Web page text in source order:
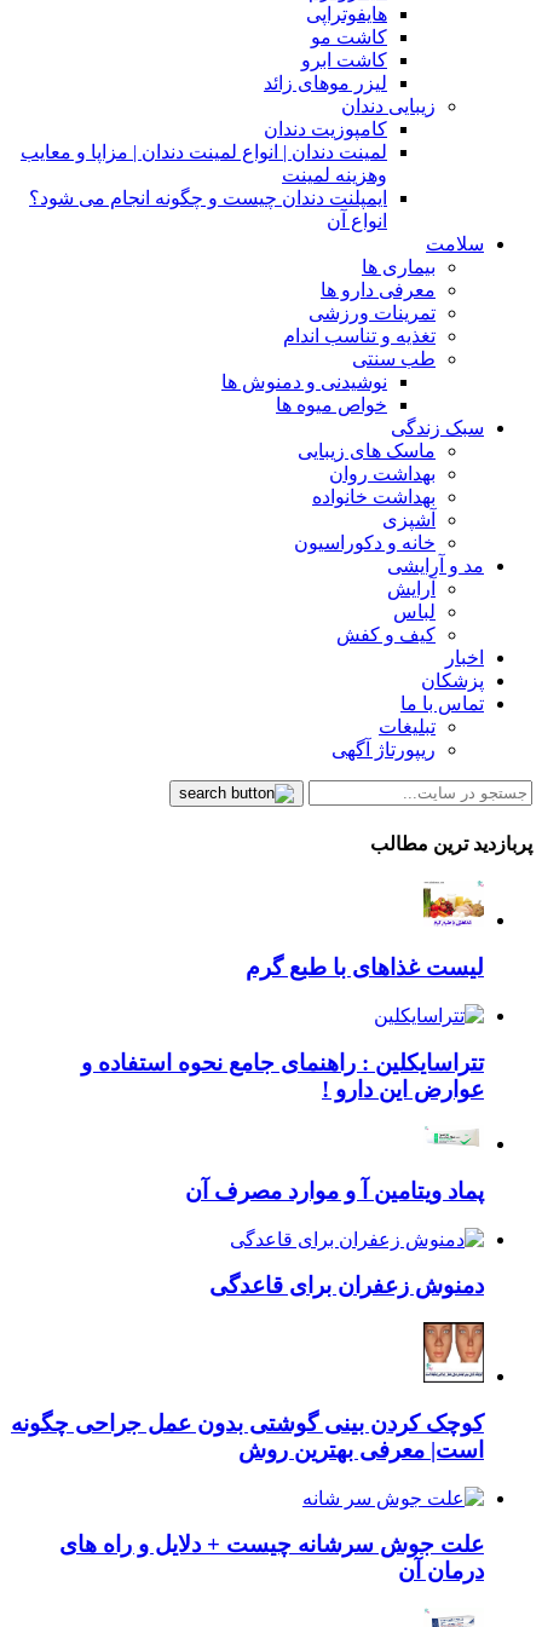
هایفوتراپی
کاشت مو
کاشت ابرو
لیزر موهای زائد
زیبایی دندان
کامپوزیت دندان
لمینت دندان | انواع لمینت دندان | مزاپا و معایب
وهزینه لمینت
ایمپلنت دندان چیست و چگونه انجام می شود؟
انواع آن
سلامت
بیماری ها
معرفی دارو ها
تمرینات ورزشی
تغذیه و تناسب اندام
طب سنتی
نوشیدنی و دمنوش ها
خواص میوه ها
سبک زندگی
ماسک های زیبایی
بهداشت روان
بهداشت خانواده
آشپزی
خانه و دکوراسیون
مد و آرایشی
آرایش
لباس
کیف و کفش
اخبار
پزشکان
تماس با ما
تبلیغات
ریپورتاژ آگهی
پربازدید ترین مطالب
لیست غذاهای با طبع گرم
تتراسایکلین : راهنمای جامع نحوه استفاده و
عوارض این دارو !
پماد ویتامین آ و موارد مصرف آن
دمنوش زعفران برای قاعدگی
کوچک کردن بینی گوشتی بدون عمل جراحی چگونه
است| معرفی بهترین روش
علت جوش سرشانه چیست + دلایل و راه های
درمان آن